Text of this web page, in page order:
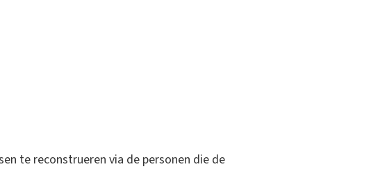
te reconstrueren via de personen die de